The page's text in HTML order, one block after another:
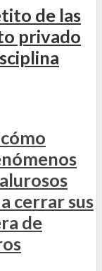
de las
privado
cerrar sus
de